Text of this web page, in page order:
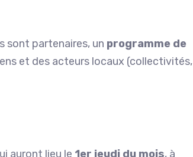
sont partenaires, un programme de
et des acteurs locaux (collectivités,
auront lieu le 1er jeudi du mois, à